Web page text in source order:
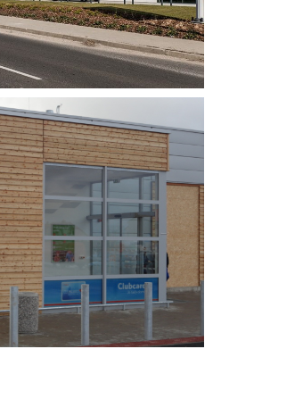
BMW showroom TRNAVA 2018
Choteboř ČR